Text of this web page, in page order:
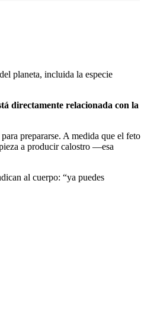
planeta, incluida la especie
directamente relacionada con la
prepararse. A medida que el feto
a producir calostro —esa
al cuerpo: “ya puedes